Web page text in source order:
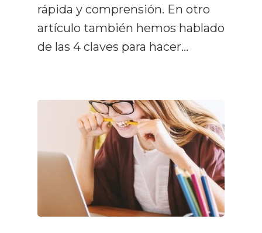
rápida y comprensión. En otro
artículo también hemos hablado
de las 4 claves para hacer…